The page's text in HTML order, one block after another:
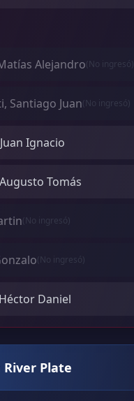
Alejandro(No ingresó)
Santiago Juan(No ingresó)
Ignacio
Tomás
(No ingresó)
(No ingresó)
Daniel
River Plate